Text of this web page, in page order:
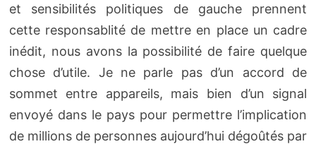
et sensibilités politiques de gauche prennent
cette responsablité de mettre en place un cadre
inédit, nous avons la possibilité de faire quelque
chose d’utile. Je ne parle pas d’un accord de
sommet entre appareils, mais bien d’un signal
envoyé dans le pays pour permettre l’implication
de millions de personnes aujourd’hui dégoûtés par